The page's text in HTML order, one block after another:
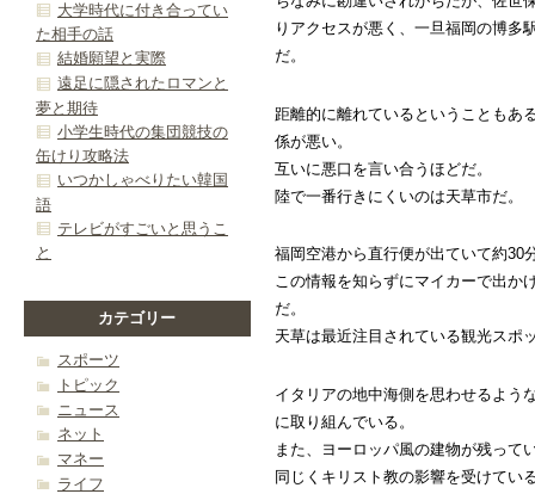
りアクセスが悪く、一旦福岡の博多
だ。
距離的に離れているということもあ
係が悪い。
互いに悪口を言い合うほどだ。
陸で一番行きにくいのは天草市だ。
福岡空港から直行便が出ていて約30
この情報を知らずにマイカーで出か
だ。
天草は最近注目されている観光スポ
イタリアの地中海側を思わせるよう
に取り組んでいる。
また、ヨーロッパ風の建物が残って
同じくキリスト教の影響を受けてい
大学時代に付き合ってい
た相手の話
結婚願望と実際
遠足に隠されたロマンと
夢と期待
小学生時代の集団競技の
缶けり攻略法
いつかしゃべりたい韓国
語
テレビがすごいと思うこ
と
カテゴリー
スポーツ
トピック
ニュース
ネット
マネー
ライフ